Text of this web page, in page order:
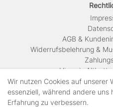
AGB &
Widerrufsbelehrung &
Hinweis
Versandkosten &
Wir nutzen Cookies auf unserer
essenziell, während andere uns
Erfahrung zu verbessern.